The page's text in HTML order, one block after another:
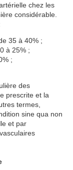
chez les
considérable.
35 à 40% ;
à 25% ;
;
des
prescrite et la
termes,
sine qua non
et par